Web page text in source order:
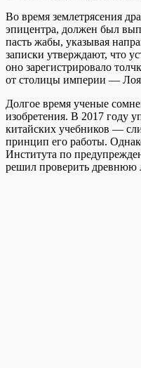
Во время землетрясения
эпицентра, должен был
пасть жабы, указывая
записки утверждают, что
оно зарегистрировало
от столицы империи —
Долгое время ученые
изобретения. В 2017 году
китайских учебников —
принцип его работы.
Института по
решил проверить древнюю